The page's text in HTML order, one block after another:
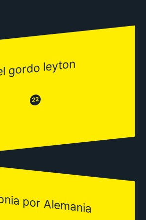
gordo leyton
😒 22 😂
por Alemania